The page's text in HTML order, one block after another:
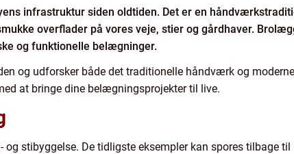
infrastruktur siden oldtiden. Det er en
overflader på vores veje, stier og gårdhaver.
og funktionelle belægninger.
og udforsker både det traditionelle håndværk og
at bringe dine belægningsprojekter til live.
stibyggelse. De tidligste eksempler kan spores tilbage